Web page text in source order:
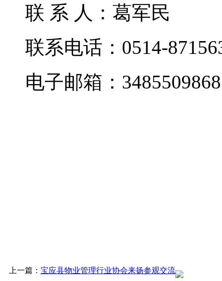
联 系 人：葛军民
联系电话：0514-
电子邮箱：
上一篇： 宝应县物业管理行业协会来扬参观交流